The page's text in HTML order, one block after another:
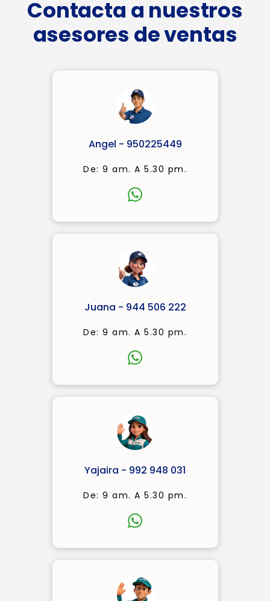
Contacta a nuestros
asesores de ventas
Angel - 950225449
De: 9 am. A 5.30 pm.
Juana - 944 506 222
De: 9 am. A 5.30 pm.
Yajaira - 992 948 031
De: 9 am. A 5.30 pm.